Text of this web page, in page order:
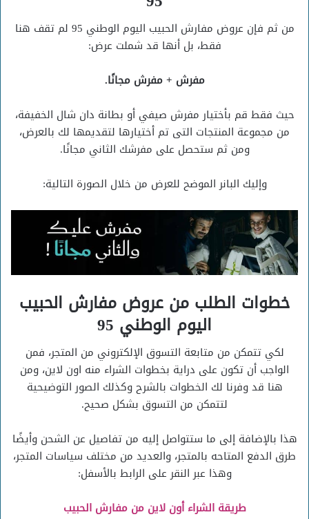
من ثم فإن عروض مفارش الحبيب اليوم الوطني 95 لم تقف هنا
فقط، بل أنها قد شملت عرض:
مفرش + مفرش مجانًا.
حيث فقط قم بأختيار مفرش صيفي أو بطانة دان شال الخفيفة،
من مجموعة المنتجات التى تم أختيارها لتقديمها لك بالعرض،
ومن ثم ستحصل على مفرشك الثاني مجانًا.
وإليك البانر الموضح للعرض من خلال الصورة التالية:
خطوات الطلب من عروض مفارش الحبيب
اليوم الوطني 95
لكي تتمكن من متابعة التسوق الإلكتروني من المتجر، فمن
الواجب أن تكون على دراية بخطوات الشراء منه اون لاين، ومن
هنا قد وفرنا لك الخطوات بالشرح وكذلك الصور التوضيحية
لتتمكن من التسوق بشكل صحيح.
هذا بالإضافة إلى ما ستتواصل إليه من تفاصيل عن الشحن وأيضًا
طرق الدفع المتاحه بالمتجر، والعديد من مختلف سياسات المتجر،
وهذا عبر النقر على الرابط بالأسفل:
طريقة الشراء أون لاين من مفارش الحبيب